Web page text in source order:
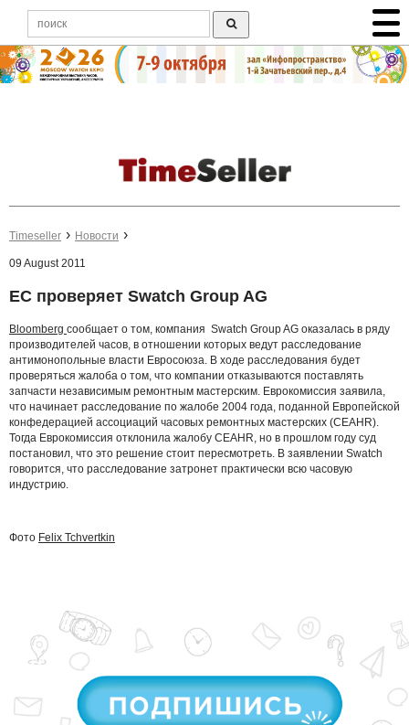
Timeseller Новости
09 August 2011
ЕС проверяет Swatch Group AG
Bloomberg сообщает о том, компания Swatch Group AG оказалась в ряду
производителей часов, в отношении которых ведут расследование
антимонопольные власти Евросоюза. В ходе расследования будет
проверяться жалоба о том, что компании отказываются поставлять
запчасти независимым ремонтным мастерским. Еврокомиссия заявила,
что начинает расследование по жалобе 2004 года, поданной Европейской
конфедерацией ассоциаций часовых ремонтных мастерских (CEAHR).
Тогда Еврокомиссия отклонила жалобу CEAHR, но в прошлом году суд
постановил, что это решение стоит пересмотреть. В заявлении Swatch
говорится, что расследование затронет практически всю часовую
индустрию.
Фото Felix Tchvertkin